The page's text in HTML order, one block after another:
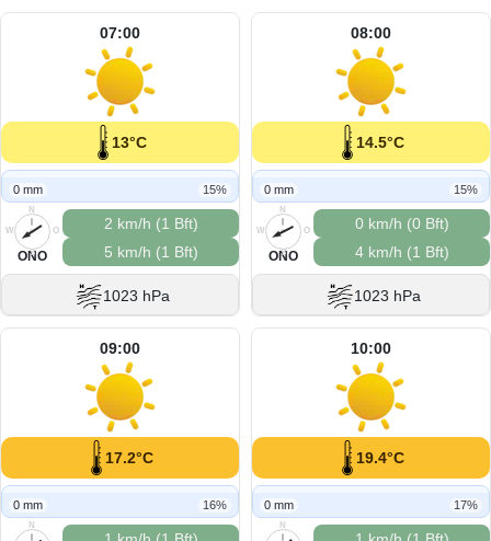
07:00
13°C
0 mm 15%
N
O
S
W
ONO
2 km/h (1 Bft)
5 km/h (1 Bft)
1023 hPa
08:00
14.5°C
0 mm 15%
N
O
S
W
ONO
0 km/h (0 Bft)
4 km/h (1 Bft)
1023 hPa
09:00
17.2°C
0 mm 16%
N
10:00
19.4°C
0 mm 17%
N